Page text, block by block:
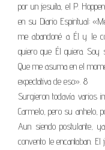
por un jesuita, el P.
en su Diario Espiritual:
me abandoné a Él y le
quiero que Él quiera.
Que me asuma en el
expectativa de eso». 8
Surgieron todavía varios
Carmelo, pero su anhelo,
Aun siendo postulante,
convento le encantaban.